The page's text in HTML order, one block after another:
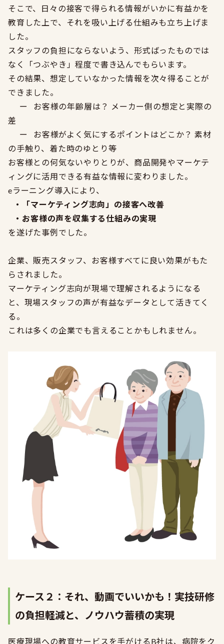
そこで、日々の接客で得られる情報がいかに有益かを
教育した上で、それを吸い上げる仕組みも立ち上げま
した。
スタッフの負担にならないよう、形式ばったものでは
なく「つぶやき」程度で書き込んでもらいます。
その結果、想定していなかった情報を次々得ることが
できました。
ー お客様の年齢層は？ メーカー側の想定と実際の
差
ー お客様がよく気にするポイントはどこか？ 素材
の手触り、着た時のゆとり等
お客様との何気ないやりとりが、商品開発やマーケテ
ィングに活用できる有益な情報に変わりました。
eラーニング導入により、
・
「マーケティング志向」の接客へ改善
・ お客様の声を収集する仕組みの実現
を遂げた事例でした。
企業、販売スタッフ、お客様すべてに良い効果がもた
らされました。
マーケティング志向が現場で理解されるようになる
と、現場スタッフの声が有益なデータとして活きてく
る。
これは多くの企業でも言えることかもしれません。
ケース２： それ、動画でいいかも！実技研修
の負担軽減と、ノウハウ蓄積の実現
医療現場への教育サービスを手がけるB社は、病院をク